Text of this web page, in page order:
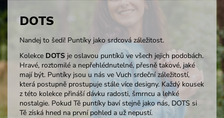
DOTS
Nandej to šedi! Puntíky jako srdcová záležitost.
Kolekce DOTS je oslavou puntíků ve všech jejich podobách.
Hravé, roztomilé a nepřehlédnutelné, přesně takové, jaké
mají být. Puntíky jsou u nás ve Vuch srdeční záležitostí,
která postupně prostupuje stále více designy. Každý kousek
z této kolekce přináší dávku radosti, šmrncu a lehké
nostalgie. Pokud Tě puntíky baví stejně jako nás, DOTS si
Tě získá hned na první pohled a už nepustí.